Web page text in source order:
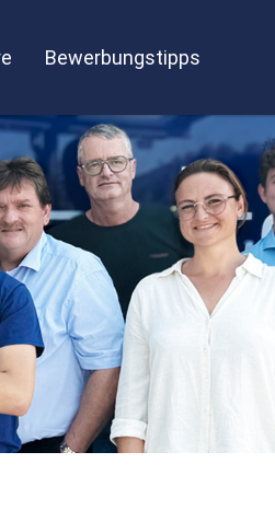
Bewerbungstipps